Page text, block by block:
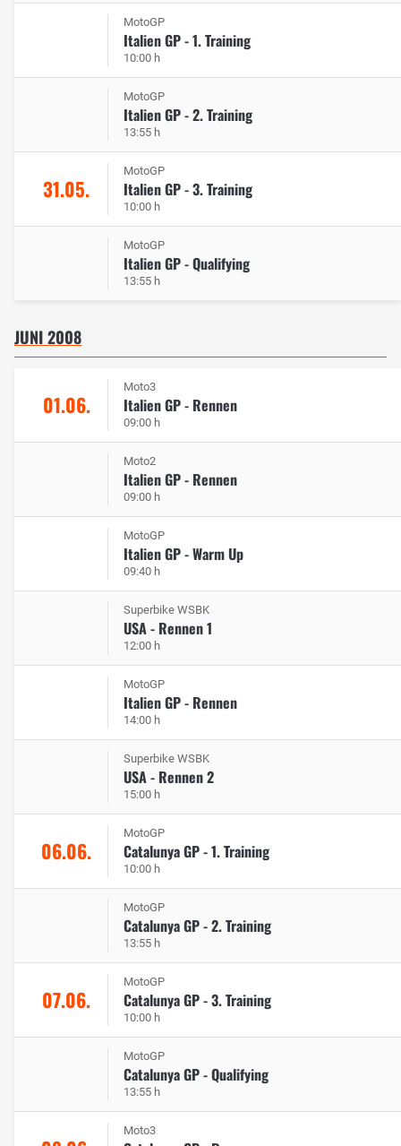
MotoGP
Italien GP - 1. Training
10:00 h
MotoGP
Italien GP - 2. Training
13:55 h
31.05.
MotoGP
Italien GP - 3. Training
10:00 h
MotoGP
Italien GP - Qualifying
13:55 h
JUNI 2008
01.06.
Moto3
Italien GP - Rennen
09:00 h
Moto2
Italien GP - Rennen
09:00 h
MotoGP
Italien GP - Warm Up
09:40 h
Superbike WSBK
USA - Rennen 1
12:00 h
MotoGP
Italien GP - Rennen
14:00 h
Superbike WSBK
USA - Rennen 2
15:00 h
06.06.
MotoGP
Catalunya GP - 1. Training
10:00 h
MotoGP
Catalunya GP - 2. Training
13:55 h
07.06.
MotoGP
Catalunya GP - 3. Training
10:00 h
MotoGP
Catalunya GP - Qualifying
13:55 h
Moto3